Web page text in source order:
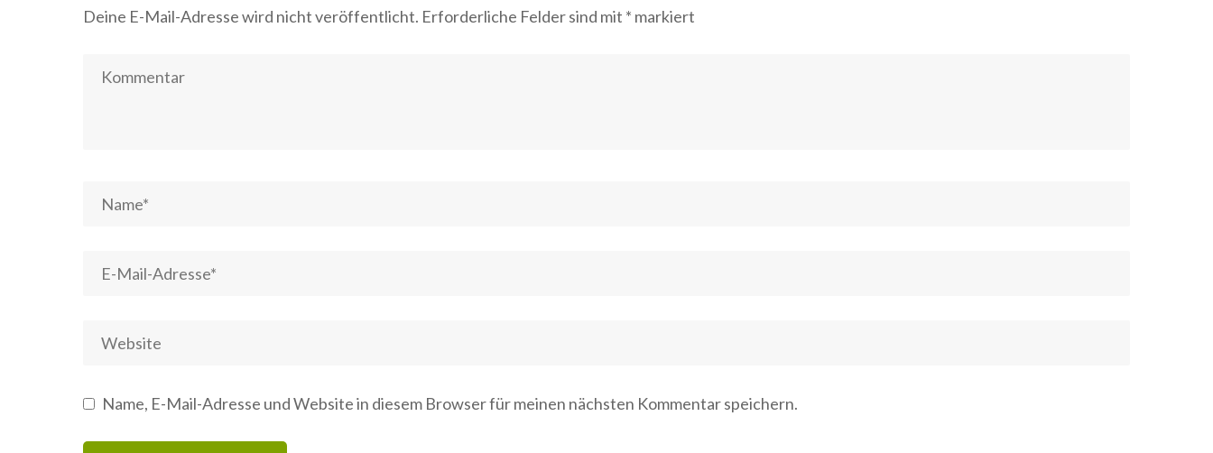
Deine E-Mail-Adresse wird nicht veröffentlicht. Erforderliche Felder sind mit * markiert
Name, E-Mail-Adresse und Website in diesem Browser für meinen nächsten Kommentar speichern.